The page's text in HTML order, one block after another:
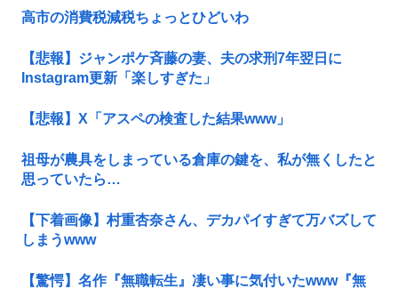
高市の消費税減税ちょっとひどいわ
【悲報】ジャンポケ斉藤の妻、夫の求刑7年翌日に
Instagram更新「楽しすぎた」
【悲報】X「アスペの検査した結果www」
祖母が農具をしまっている倉庫の鍵を、私が無くしたと
思っていたら…
【下着画像】村重杏奈さん、デカパイすぎて万バズして
しまうwww
【驚愕】名作『無職転生』凄い事に気付いたwww『無